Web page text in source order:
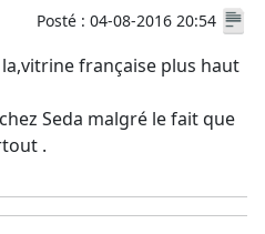
Posté : 04-08-2016 20:54
française plus haut
Seda malgré le fait que
.